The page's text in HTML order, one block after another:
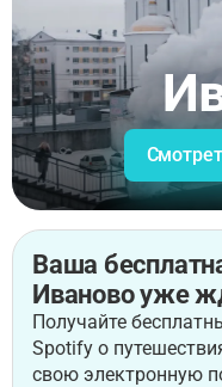
Ваша
Иваново уже
Получайте
Spotify о
свою электронную